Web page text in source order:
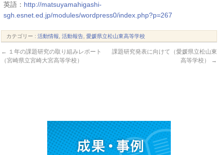
英語： http://matsuyamahigashi-
sgh.esnet.ed.jp/modules/wordpress0/index.php?p=267
カテゴリー :活動情報 ,活動報告 ,愛媛県立松山東高等学校
← １年の課題研究の取り組みレポート
（宮崎県立宮崎大宮高等学校）
課題研究発表に向けて（愛媛県立松山東
高等学校）
→